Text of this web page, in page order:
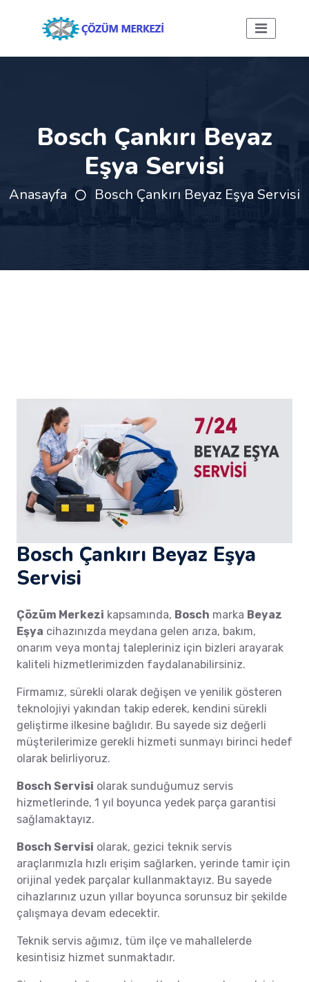
Bosch Çankırı Beyaz
Eşya Servisi
Anasayfa Bosch Çankırı Beyaz Eşya Servisi
Bosch Çankırı Beyaz Eşya
Servisi
Çözüm Merkezi kapsamında, Bosch marka Beyaz
Eşya cihazınızda meydana gelen arıza, bakım,
onarım veya montaj talepleriniz için bizleri arayarak
kaliteli hizmetlerimizden faydalanabilirsiniz.
Firmamız, sürekli olarak değişen ve yenilik gösteren
teknolojiyi yakından takip ederek, kendini sürekli
geliştirme ilkesine bağlıdır. Bu sayede siz değerli
müşterilerimize gerekli hizmeti sunmayı birinci hedef
olarak belirliyoruz.
Bosch Servisi olarak sunduğumuz servis
hizmetlerinde, 1 yıl boyunca yedek parça garantisi
sağlamaktayız.
Bosch Servisi olarak, gezici teknik servis
araçlarımızla hızlı erişim sağlarken, yerinde tamir için
orijinal yedek parçalar kullanmaktayız. Bu sayede
cihazlarınız uzun yıllar boyunca sorunsuz bir şekilde
çalışmaya devam edecektir.
Teknik servis ağımız, tüm ilçe ve mahallelerde
kesintisiz hizmet sunmaktadır.